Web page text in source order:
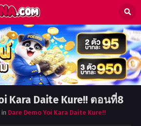
Kara Daite Kure!! ตอนที่8
Dare Demo Yoi Kara Daite Kure!!